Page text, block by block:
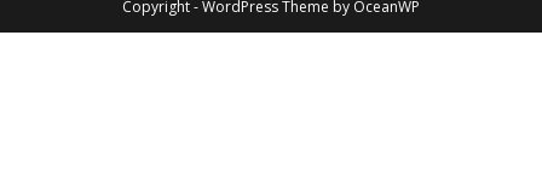
Copyright - WordPress Theme by OceanWP